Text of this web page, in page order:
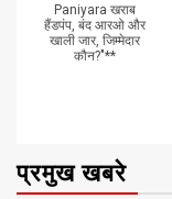
Paniyara खराब
हैंडपंप, बंद आरओ और
खाली जार, जिम्मेदार
कौन?"**
प्रमुख खबरे